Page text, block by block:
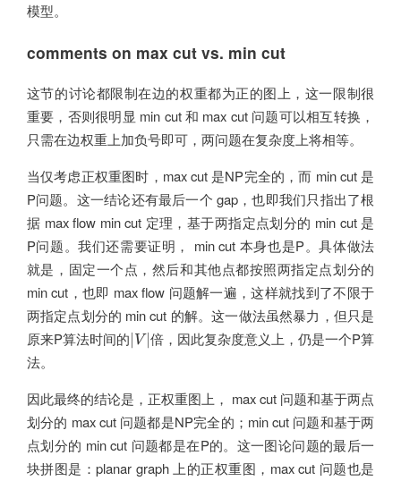
模型。
comments on max cut vs. min cut
这节的讨论都限制在边的权重都为正的图上，这一限制很
重要，否则很明显 min cut 和 max cut 问题可以相互转换，
只需在边权重上加负号即可，两问题在复杂度上将相等。
当仅考虑正权重图时，max cut 是NP完全的，而 min cut 是
P问题。这一结论还有最后一个 gap，也即我们只指出了根
据 max flow min cut 定理，基于两指定点划分的 min cut 是
P问题。我们还需要证明， min cut 本身也是P。具体做法
就是，固定一个点，然后和其他点都按照两指定点划分的
min cut，也即 max flow 问题解一遍，这样就找到了不限于
两指定点划分的 min cut 的解。这一做法虽然暴力，但只是
原来P算法时间的 V|
|V|倍，因此复杂度意义上，仍是一个P算
法。
因此最终的结论是，正权重图上， max cut 问题和基于两点
划分的 max cut 问题都是NP完全的；min cut 问题和基于两
点划分的 min cut 问题都是在P的。这一图论问题的最后一
块拼图是：planar graph 上的正权重图，max cut 问题也是